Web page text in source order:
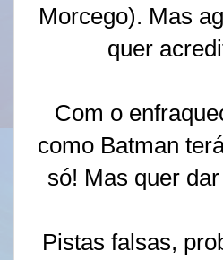
Morcego). Mas
quer
Com o
como Batman
só! Mas quer
Pistas falsas,